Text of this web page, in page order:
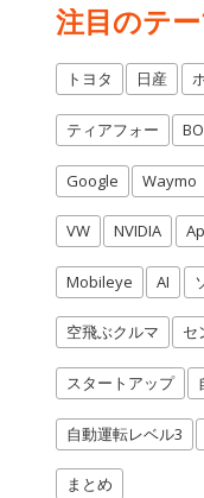
注目のテ
トヨタ 日産
ティアフォー
Google Waymo
VW NVIDIA
Mobileye AI
空飛ぶクルマ セ
スタートアップ
自動運転レベル3
まとめ